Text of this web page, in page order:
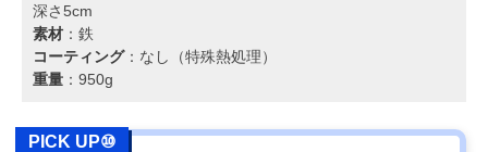
深さ5cm
素材 ：鉄
コーティング：なし（特殊熱処理）
重量 ：950g
PICK UP⑩